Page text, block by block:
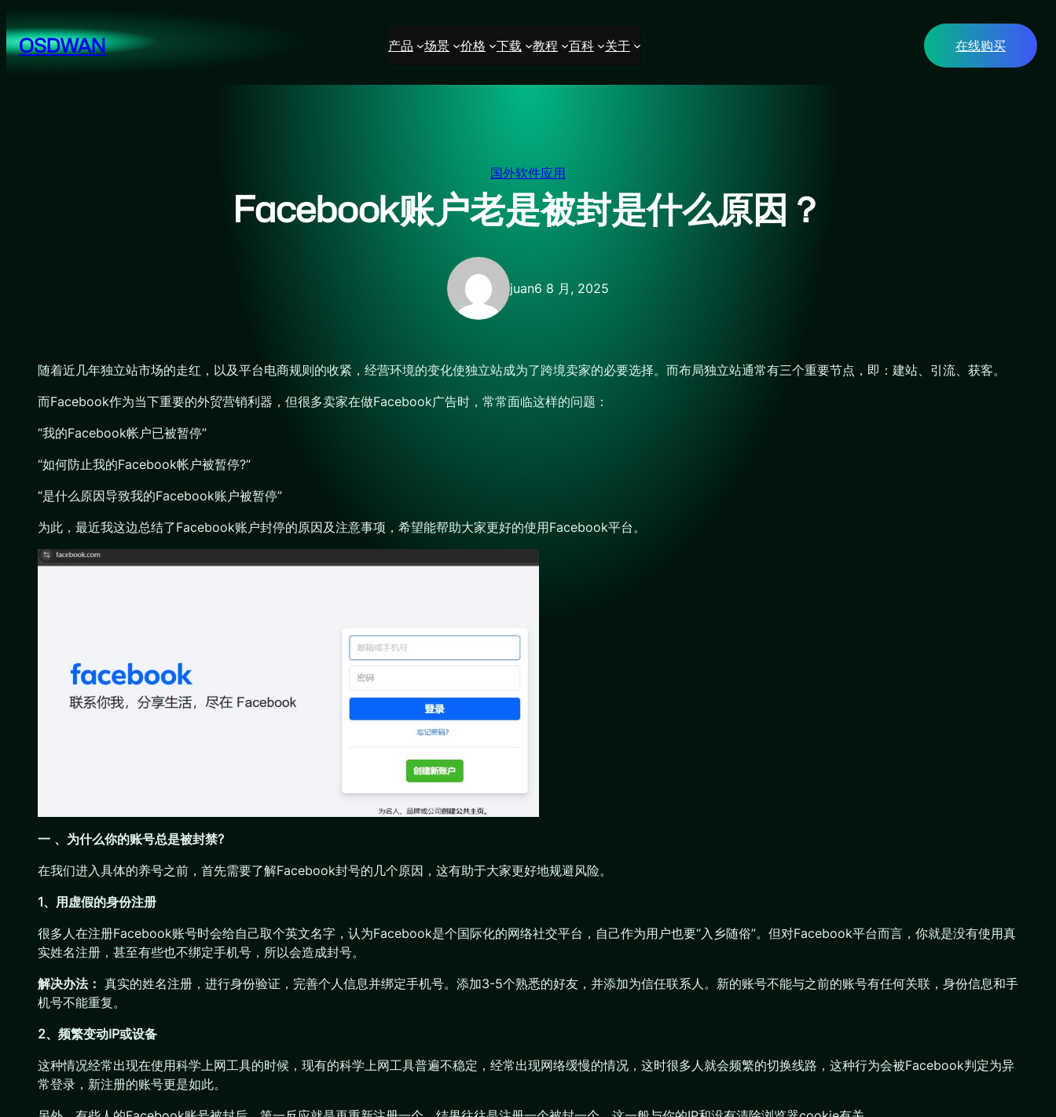
至
内OSDWAN 产品 场景 价格 下载 教程 百科 关于 在线购买
国外软件应用
Facebook账户老是被封是什么原因？
juan6 8 月, 2025
随着近几年独立站市场的走红，以及平台电商规则的收紧，经营环境的变化使独立站成为了跨境卖家的必要选择。而布局独立站通常有三个重要节点，即：建站、引流、获客。
而Facebook作为当下重要的外贸营销利器，但很多卖家在做Facebook广告时，常常面临这样的问题：
“我的Facebook帐户已被暂停”
“如何防止我的Facebook帐户被暂停?”
“是什么原因导致我的Facebook账户被暂停”
为此，最近我这边总结了Facebook账户封停的原因及注意事项，希望能帮助大家更好的使用Facebook平台。
一 、为什么你的账号总是被封禁?
在我们进入具体的养号之前，首先需要了解Facebook封号的几个原因，这有助于大家更好地规避风险。
1、用虚假的身份注册
很多人在注册Facebook账号时会给自己取个英文名字，认为Facebook是个国际化的网络社交平台，自己作为用户也要“入乡随俗”。但对Facebook平台而言，你就是没有使用真
实姓名注册，甚至有些也不绑定手机号，所以会造成封号。
解决办法： 真实的姓名注册，进行身份验证，完善个人信息并绑定手机号。添加3-5个熟悉的好友，并添加为信任联系人。新的账号不能与之前的账号有任何关联，身份信息和手
机号不能重复。
2、频繁变动IP或设备
这种情况经常出现在使用科学上网工具的时候，现有的科学上网工具普遍不稳定，经常出现网络缓慢的情况，这时很多人就会频繁的切换线路，这种行为会被Facebook判定为异
常登录，新注册的账号更是如此。